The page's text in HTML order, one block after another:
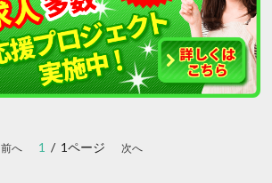
前へ 1 / 1ページ 次へ